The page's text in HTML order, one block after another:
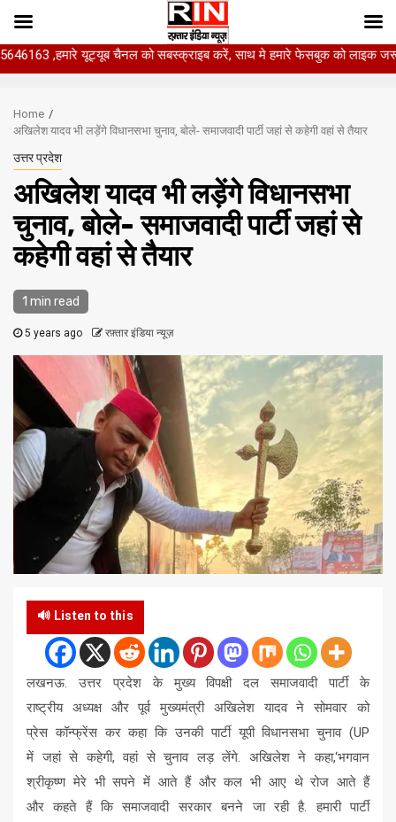
यूट्यूब चैनल को सबस्क्राइब करें, साथ मे हमारे फेसबुक को लाइक जरूर करें.
content
Home
अखिलेश यादव भी लड़ेंगे विधानसभा चुनाव, बोले- समाजवादी पार्टी जहां से कहेगी वहां से तैयार
उत्तर प्रदेश
अखिलेश यादव भी लड़ेंगे विधानसभा
चुनाव, बोले- समाजवादी पार्टी जहां से
कहेगी वहां से तैयार
1 min read
5 years ago रफ़्तार इंडिया न्यूज़
🔊 Listen to this
लखनऊ. उत्तर प्रदेश के मुख्य विपक्षी दल समाजवादी पार्टी के
राष्ट्रीय अध्यक्ष और पूर्व मुख्यमंत्री अखिलेश यादव ने सोमवार को
प्रेस कॉन्फ्रेंस कर कहा कि उनकी पार्टी यूपी विधानसभा चुनाव (UP
में जहां से कहेगी, वहां से चुनाव लड़ लेंगे. अखिलेश ने कहा,‘भगवान
श्रीकृष्ण मेरे भी सपने में आते हैं और कल भी आए थे रोज आते हैं
और कहते हैं कि समाजवादी सरकार बनने जा रही है. हमारी पार्टी